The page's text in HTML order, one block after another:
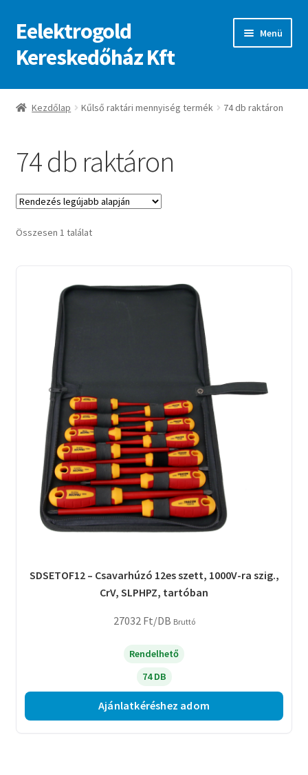
Ugrás
a
navigációhoz
Kilépés
a
tartalomba
Eelektrogold
Kereskedőház Kft
Menü
Kezdőlap
Adatvédelmi irányelvek
ajanlatkeres
Kezdőlap Kűlső raktári mennyiség termék 74 db raktáron
74 db raktáron
Összesen 1 találat
SDSETOF12 – Csavarhúzó 12es szett, 1000V-ra szig.,
CrV, SLPHPZ, tartóban
27032 Ft/DB Bruttó
Rendelhető
74 DB
Ajánlatkéréshez adom